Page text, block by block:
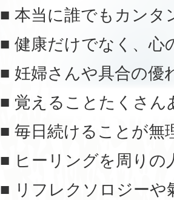
■ 本当に誰でもカンタ
■ 健康だけでなく、心
■ 妊婦さんや具合の優
■ 覚えることたくさん
■ 毎日続けることが無
■ ヒーリングを周りの
■ リフレクソロジーや